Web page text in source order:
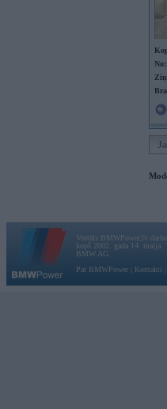
No:
Vortāls BMWPower.lv
kopš 2002. gada 14. maija.
BMW AG.
Par BMWPower
Kontakti